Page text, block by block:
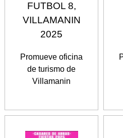
FUTBOL 8,
VILLAMANIN
2025
Promueve oficina
de turismo de
Villamanin